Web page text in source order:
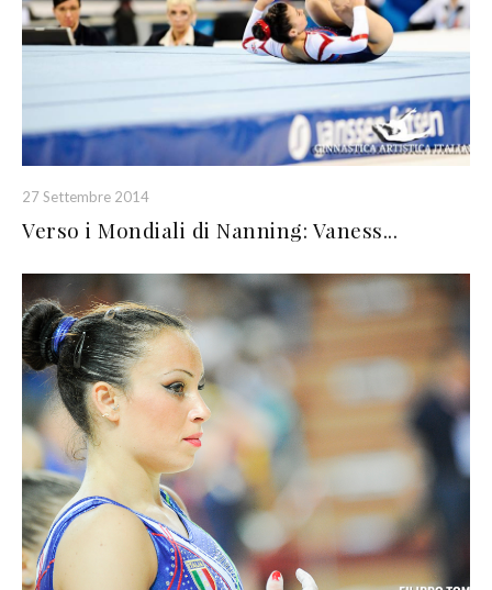
27 Settembre 2014
Verso i Mondiali di Nanning: Vaness...